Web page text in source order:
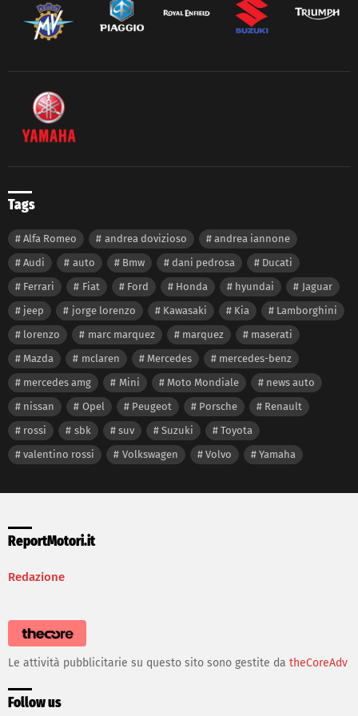
Tags
Alfa Romeo andrea dovizioso
andrea iannone
Audi
auto Bmw dani pedrosa
Ducati
Ferrari
Fiat Ford Honda hyundai
Jaguar
jeep
jorge lorenzo Kawasaki Kia
Lamborghini
lorenzo
marc marquez marquez
maserati
Mazda
mclaren Mercedes
mercedes-benz
mercedes amg
Mini Moto Mondiale
news auto
nissan
Opel Peugeot Porsche
Renault
rossi
sbk suv Suzuki
Toyota
valentino rossi
Volkswagen Volvo Yamaha
ReportMotori.it
Redazione
Le attività pubblicitarie su questo sito sono gestite da theCoreAdv
Follow us